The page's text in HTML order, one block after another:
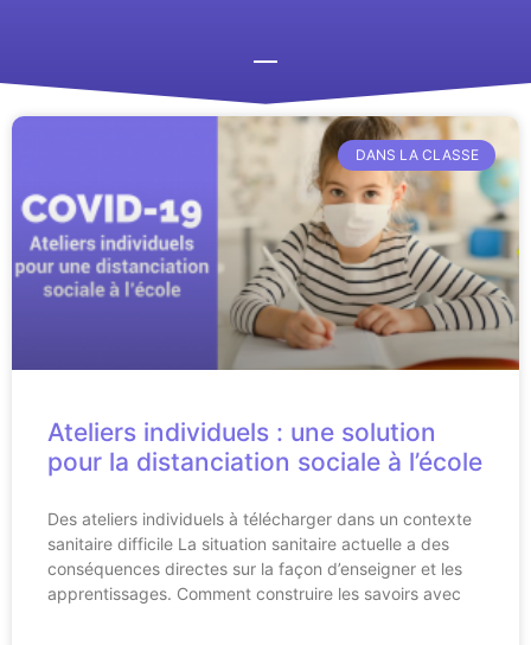
DANS LA CLASSE
Ateliers individuels : une solution
pour la distanciation sociale à l’école
Des ateliers individuels à télécharger dans un contexte
sanitaire difficile La situation sanitaire actuelle a des
conséquences directes sur la façon d’enseigner et les
apprentissages. Comment construire les savoirs avec